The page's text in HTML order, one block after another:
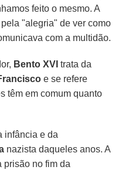
feito o mesmo. A
"alegria" de ver como
com a multidão.
Bento XVI trata da
e se refere
têm em comum quanto
infância e da
nazista daqueles anos. A
prisão no fim da